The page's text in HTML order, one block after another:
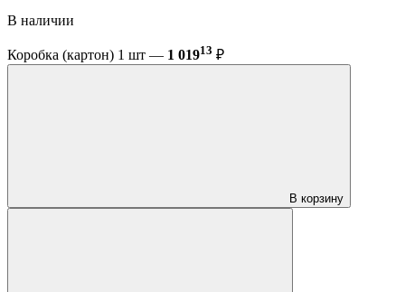
В наличии
Коробка (картон) 1 шт — 1 01913 ₽
В корзину